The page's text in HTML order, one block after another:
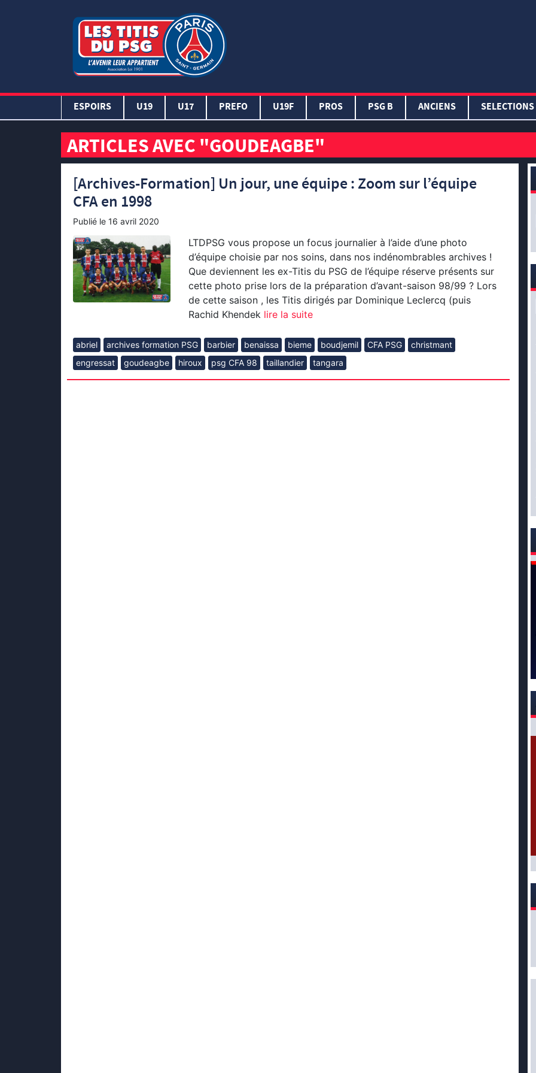
ESPOIRS U19 U17 PREFO U19F PROS PSG B ANCIENS SELECTIONS
ARTICLES AVEC "GOUDEAGBE"
[Archives-Formation] Un jour, une équipe : Zoom sur l’équipe
CFA en 1998
Publié le 16 avril 2020
LTDPSG vous propose un focus journalier à l’aide d’une photo
d’équipe choisie par nos soins, dans nos indénombrables archives !
Que deviennent les ex-Titis du PSG de l’équipe réserve présents sur
cette photo prise lors de la préparation d’avant-saison 98/99 ? Lors
de cette saison , les Titis dirigés par Dominique Leclercq (puis
Rachid Khendeklire la suite
abriel archives formation PSG barbier benaissa bieme boudjemil CFA PSG
christmant
engressat
goudeagbe hiroux psg CFA 98 taillandier tangara